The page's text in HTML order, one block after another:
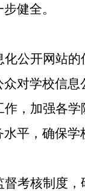
健全。
公开网站
对学校信息
，加强各
平，确保
考核制度